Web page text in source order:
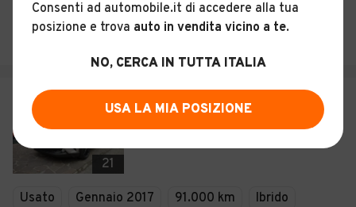
SVEZIA AUTO SRL
21
€ 16.500
Usato Gennaio 2017 91.000 km
Ibrido
Consenti ad automobile.it di accedere alla tua
posizione e trova auto in vendita vicino a te.
NO, CERCA IN TUTTA ITALIA
USA LA MIA POSIZIONE